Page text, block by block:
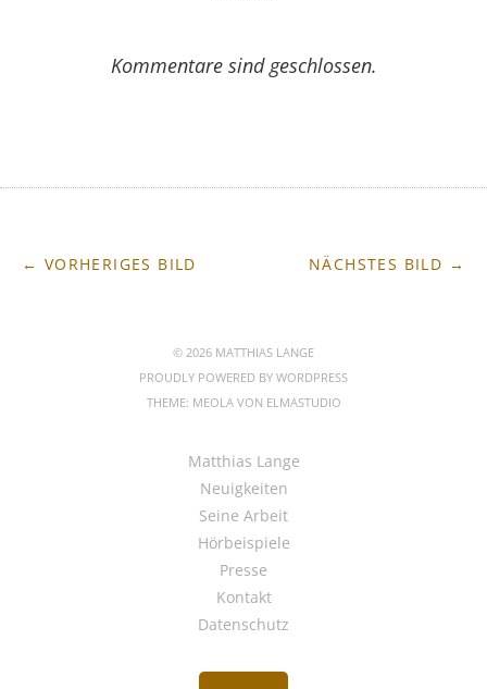
Kommentare sind geschlossen.
← VORHERIGES BILD NÄCHSTES BILD →
© 2026 MATTHIAS LANGE
PROUDLY POWERED BY WORDPRESS
THEME: MEOLA VON ELMASTUDIO
Matthias Lange
Neuigkeiten
Seine Arbeit
Hörbeispiele
Presse
Kontakt
Datenschutz